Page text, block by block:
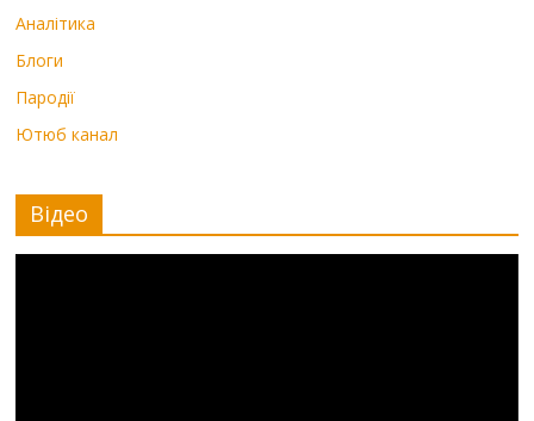
Аналітика
Блоги
Пародії
Ютюб канал
Відео